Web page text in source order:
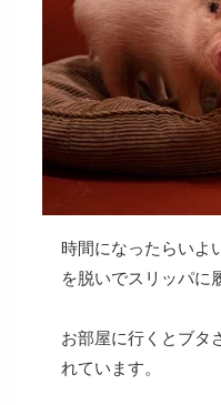
時間になったらいよ
を脱いでスリッパに
お部屋に行くとブタ
れています。